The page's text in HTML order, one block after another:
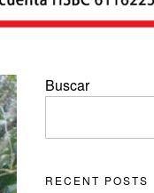
Buscar
RECENT POSTS